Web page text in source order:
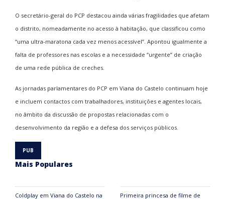
O secretário-geral do PCP destacou ainda várias fragilidades que afetam
o distrito, nomeadamente no acesso à habitação, que classificou como
“uma ultra-maratona cada vez menos acessível”. Apontou igualmente a
falta de professores nas escolas e a necessidade “urgente” de criação
de uma rede pública de creches.
As jornadas parlamentares do PCP em Viana do Castelo continuam hoje
e incluem contactos com trabalhadores, instituições e agentes locais,
no âmbito da discussão de propostas relacionadas com o
desenvolvimento da região e a defesa dos serviços públicos.
Mais Populares
Coldplay em Viana do Castelo na Primeira princesa de filme de